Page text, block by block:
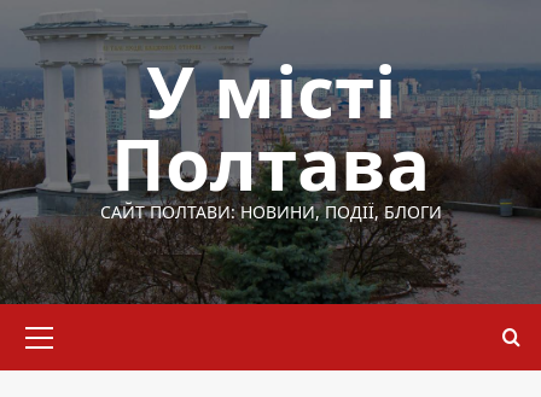
Перейти
вмісту
У місті
Полтава
САЙТ ПОЛТАВИ: НОВИНИ, ПОДІЇ, БЛОГИ
меню